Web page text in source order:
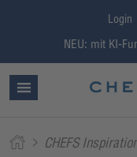
Login
NEU: mit KI-
CHEFS